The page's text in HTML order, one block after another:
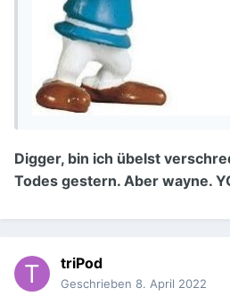
Digger, bin ich übelst
Todes gestern. Aber wayne.
triPod
Geschrieben 8. April 2022